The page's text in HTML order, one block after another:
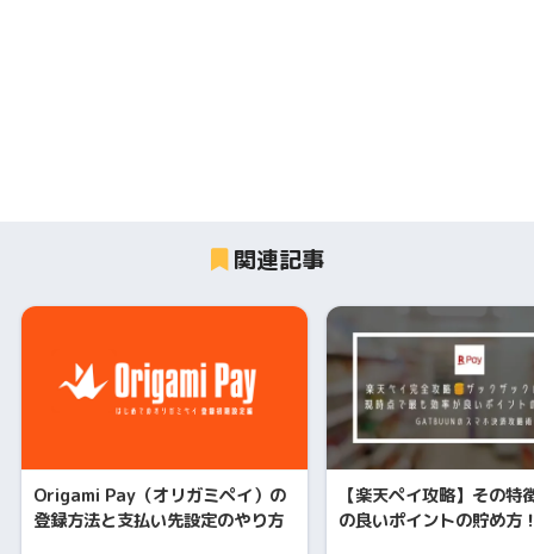
関連記事
Origami Pay（オリガミペイ）の
登録方法と支払い先設定のやり方
【楽天ペイ攻略】その特
の良いポイントの貯め方